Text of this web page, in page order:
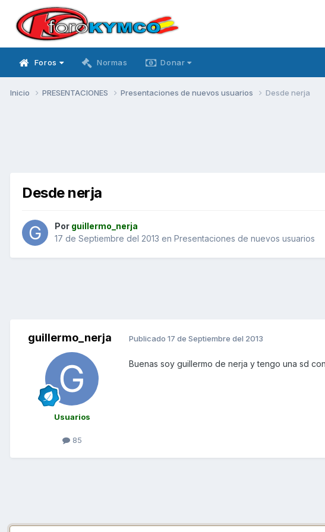
Foros Normas Donar
Inicio PRESENTACIONES Presentaciones de nuevos usuarios Desde nerja
Desde nerja
Por guillermo_nerja
17 de Septiembre del 2013 en Presentaciones de nuevos usuarios
guillermo_nerja
Usuarios
85
Publicado 17 de Septiembre del 2013
Buenas soy guillermo de nerja y tengo una sd